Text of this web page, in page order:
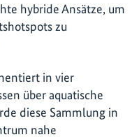
hybride Ansätze, um
zu
in vier
über aquatische
diese Sammlung in
nahe